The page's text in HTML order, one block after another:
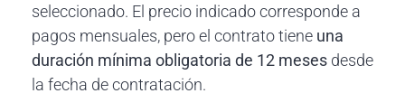
seleccionado. El precio indicado corresponde a
pagos mensuales, pero el contrato tiene una
duración mínima obligatoria de 12 meses desde
la fecha de contratación.